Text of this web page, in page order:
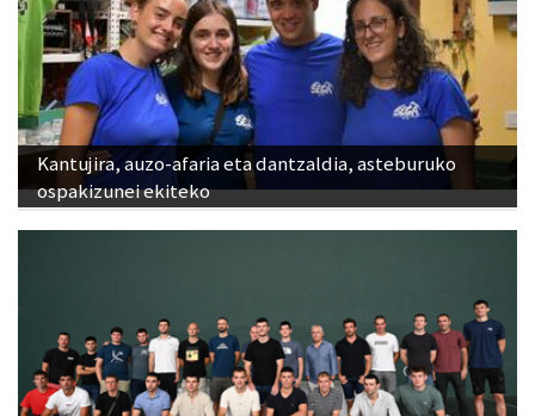
Kantujira, auzo-afaria eta dantzaldia, asteburuko
ospakizunei ekiteko